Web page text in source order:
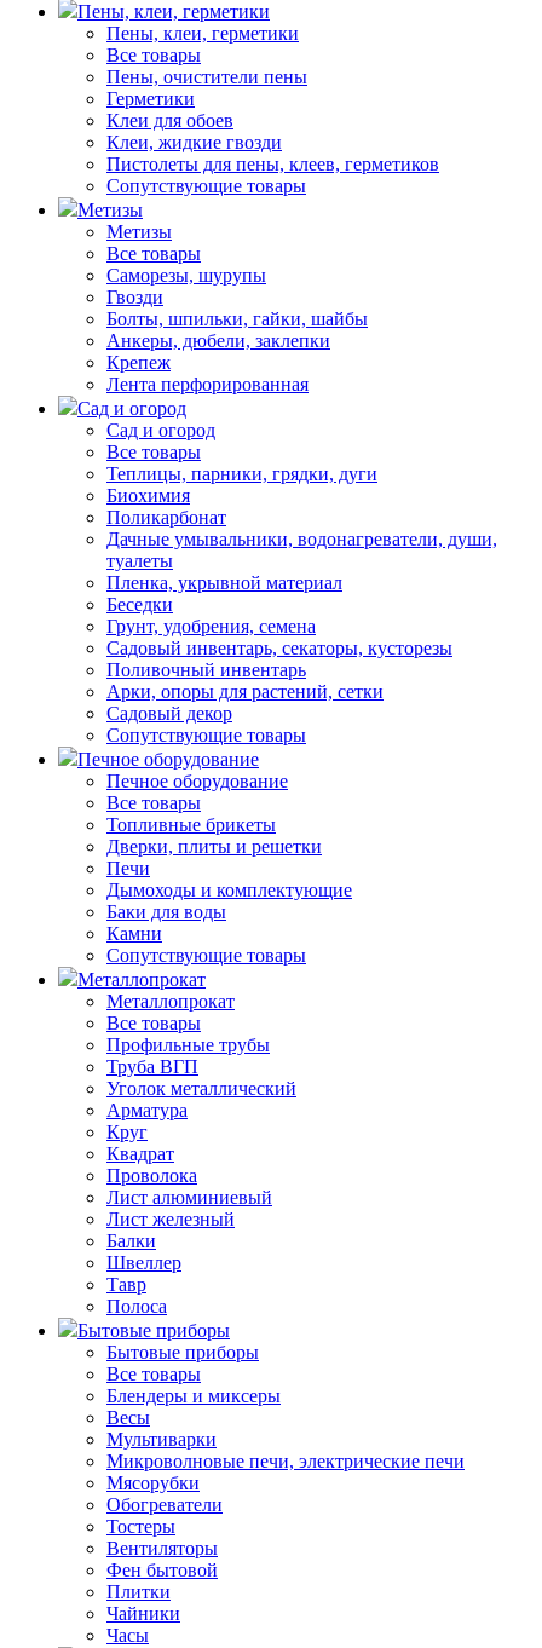
Пены, клеи, герметики
Пены, клеи, герметики
Все товары
Пены, очистители пены
Герметики
Клеи для обоев
Клеи, жидкие гвозди
Пистолеты для пены, клеев, герметиков
Сопутствующие товары
Метизы
Метизы
Все товары
Саморезы, шурупы
Гвозди
Болты, шпильки, гайки, шайбы
Анкеры, дюбели, заклепки
Крепеж
Лента перфорированная
Сад и огород
Сад и огород
Все товары
Теплицы, парники, грядки, дуги
Биохимия
Поликарбонат
Дачные умывальники, водонагреватели, души,
туалеты
Пленка, укрывной материал
Беседки
Грунт, удобрения, семена
Садовый инвентарь, секаторы, кусторезы
Поливочный инвентарь
Арки, опоры для растений, сетки
Садовый декор
Сопутствующие товары
Печное оборудование
Печное оборудование
Все товары
Топливные брикеты
Дверки, плиты и решетки
Печи
Дымоходы и комплектующие
Баки для воды
Камни
Сопутствующие товары
Металлопрокат
Металлопрокат
Все товары
Профильные трубы
Труба ВГП
Уголок металлический
Арматура
Круг
Квадрат
Проволока
Лист алюминиевый
Лист железный
Балки
Швеллер
Тавр
Полоса
Бытовые приборы
Бытовые приборы
Все товары
Блендеры и миксеры
Весы
Мультиварки
Микроволновые печи, электрические печи
Мясорубки
Обогреватели
Тостеры
Вентиляторы
Фен бытовой
Плитки
Чайники
Часы